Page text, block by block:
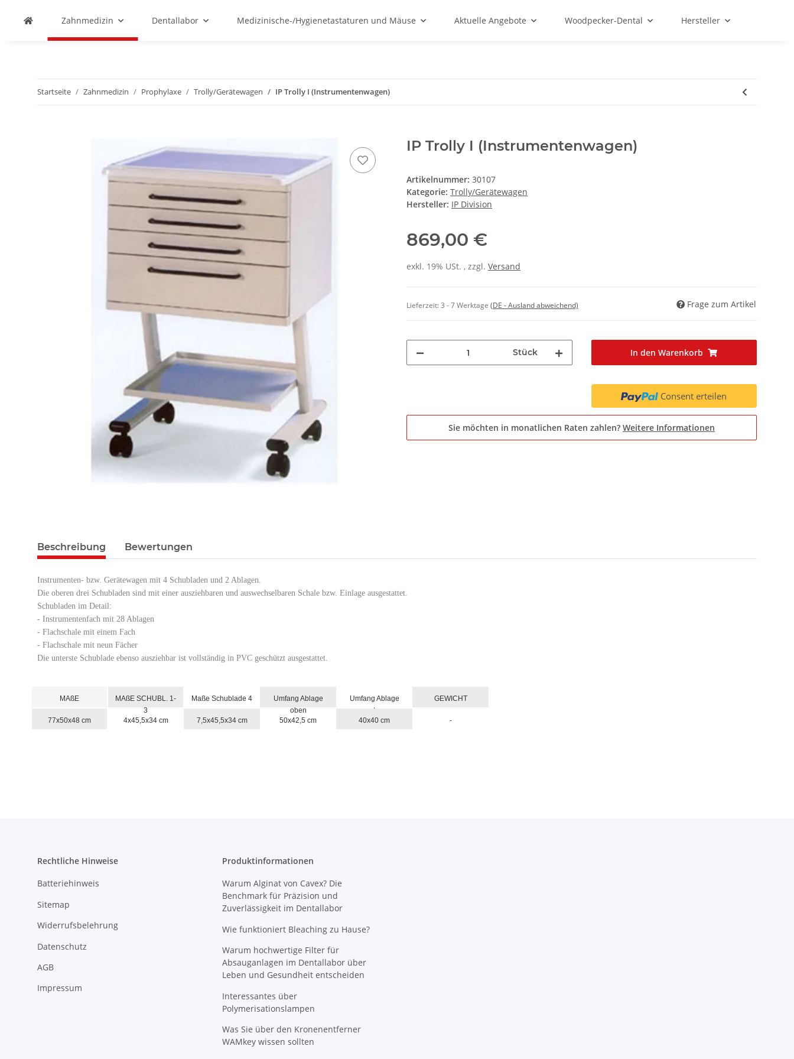
Zahnmedizin Dentallabor Medizinische-/Hygienetastaturen und Mäuse Aktuelle Angebote Woodpecker-Dental Hersteller
Startseite Zahnmedizin Prophylaxe Trolly/Gerätewagen IP Trolly I (Instrumentenwagen)
IP Trolly I (Instrumentenwagen)
Artikelnummer: 30107
Kategorie: Trolly/Gerätewagen
Hersteller: IP Division
869,00 €
exkl. 19% USt. , zzgl. Versand
Lieferzeit:3 - 7 Werktage (DE - Ausland abweichend) Frage zum Artikel
Stück In den Warenkorb
Consent erteilen
Sie möchten in monatlichen Raten zahlen? Weitere Informationen
Beschreibung Bewertungen
Instrumenten- bzw. Gerätewagen mit 4 Schubladen und 2 Ablagen.
Die oberen drei Schubladen sind mit einer ausziehbaren und auswechselbaren Schale bzw. Einlage ausgestattet.
Schubladen im Detail:
- Instrumentenfach mit 28 Ablagen
- Flachschale mit einem Fach
- Flachschale mit neun Fächer
Die unterste Schublade ebenso ausziehbar ist vollständig in PVC geschützt ausgestattet.
MAßE
MAßE SCHUBL. 1-
3
Maße Schublade 4
Umfang Ablage
oben
Umfang Ablage
unten
GEWICHT
77x50x48 cm 4x45,5x34 cm 7,5x45,5x34 cm 50x42,5 cm 40x40 cm -
Rechtliche Hinweise
Batteriehinweis
Sitemap
Widerrufsbelehrung
Datenschutz
AGB
Impressum
Produktinformationen
Warum Alginat von Cavex? Die
Benchmark für Präzision und
Zuverlässigkeit im Dentallabor
Wie funktioniert Bleaching zu Hause?
Warum hochwertige Filter für
Absauganlagen im Dentallabor über
Leben und Gesundheit entscheiden
Interessantes über
Polymerisationslampen
Was Sie über den Kronenentferner
WAMkey wissen sollten